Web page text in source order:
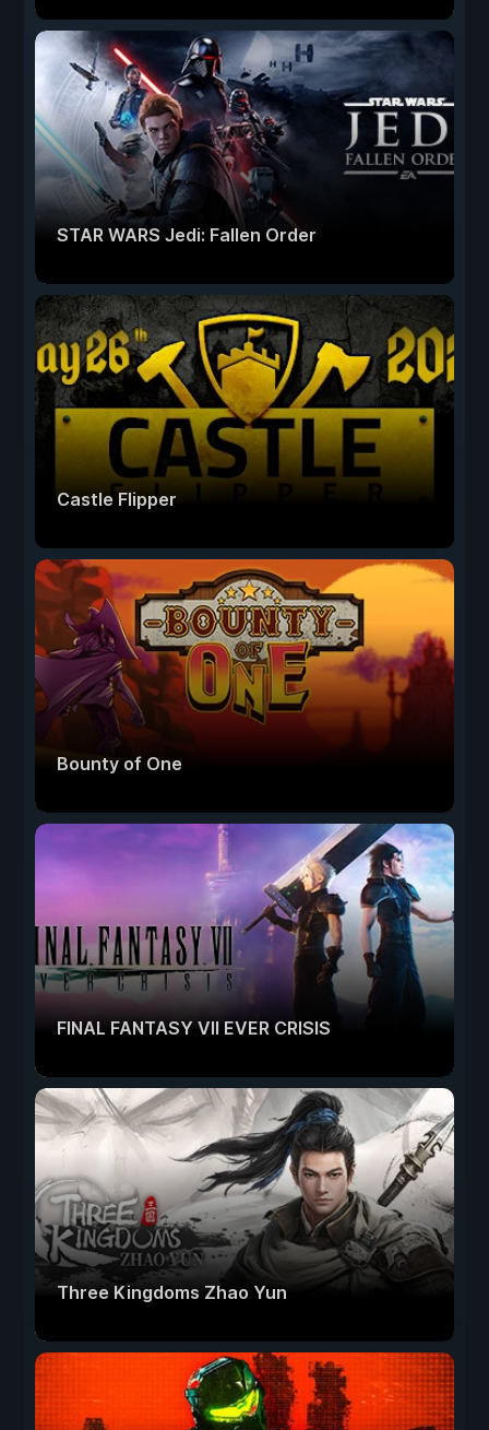
STAR WARS Jedi: Fallen Order
Castle Flipper
Bounty of One
FINAL FANTASY VII EVER CRISIS
Three Kingdoms Zhao Yun